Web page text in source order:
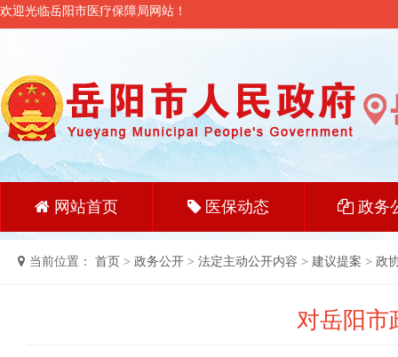
欢迎光临岳阳市医疗保障局网站！
网站首页 医保动态 政务
当前位置： 首页 > 政务公开 > 法定主动公开内容 > 建议提案 > 政
对岳阳市